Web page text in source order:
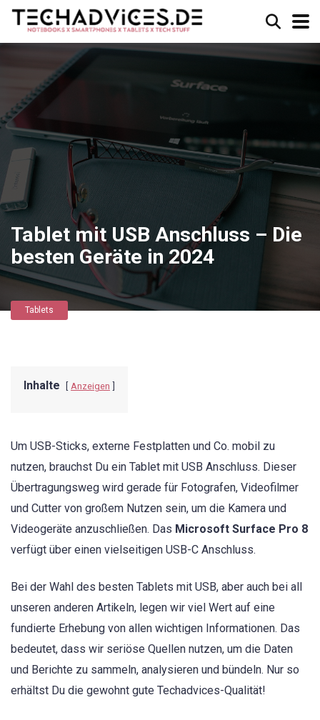
Tablet mit USB Anschluss – Die
besten Geräte in 2024
Tablets
Inhalte Anzeigen
Um USB-Sticks, externe Festplatten und Co. mobil zu
nutzen, brauchst Du ein Tablet mit USB Anschluss. Dieser
Übertragungsweg wird gerade für Fotografen, Videofilmer
und Cutter von großem Nutzen sein, um die Kamera und
Videogeräte anzuschließen. Das Microsoft Surface Pro 8
verfügt über einen vielseitigen USB-C Anschluss.
Bei der Wahl des besten Tablets mit USB, aber auch bei all
unseren anderen Artikeln, legen wir viel Wert auf eine
fundierte Erhebung von allen wichtigen Informationen. Das
bedeutet, dass wir seriöse Quellen nutzen, um die Daten
und Berichte zu sammeln, analysieren und bündeln. Nur so
erhältst Du die gewohnt gute Techadvices-Qualität!